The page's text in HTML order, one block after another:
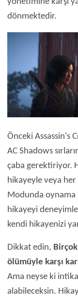
dönmektedir.
Önceki Assassin's
AC Shadows
çaba gerektiriyor.
hikayeyle veya her
Modunda oynama
hikayeyi
kendi hikayenizi
Dikkat edin,
ölümüyle karşı
Ama neyse ki
alabileceksin.